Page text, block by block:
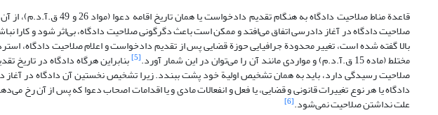
قاعدة مناط صلاحیت دادگاه به
صلاحیت دادگاه در آغاز دادرسی اتفاق می‌افتد و ممکن است باعث دگرگونی صلاحیت دادگاه، بی‌اثر شود و کارا
بالا گفته شده است، تغییر محدودة جرافیایی حوزة قضایی پس از تقدیم دادخواست و اعلام صلاحیت دادگاه،
مختلط (ماده 15 ق.آ.د.م) و مواردی مانند آن را می‌توان در این شمار آورد. [5] بنابراین هرگاه دادگاه در
صلاحیت رسیدگی دارد، باید به همان تشخیص اولیة خود پشت ببندد. زیرا تشخیص نخستین آن دادگاه در
دادگاه یا هر نوع تغییرات قانونی و قضایی، یا فعل و انفعالات مادی و یا اقدامات اصحاب دعوا که پس از آن رخ
علت نداشتن صلاحیت نمی‌شود.[6]